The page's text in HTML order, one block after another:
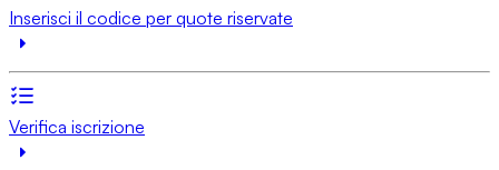
Inserisci il codice per quote riservate
Verifica iscrizione